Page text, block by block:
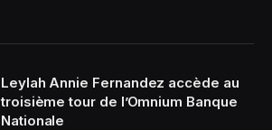
Leylah Annie Fernandez accède au
troisième tour de l’Omnium Banque
Nationale